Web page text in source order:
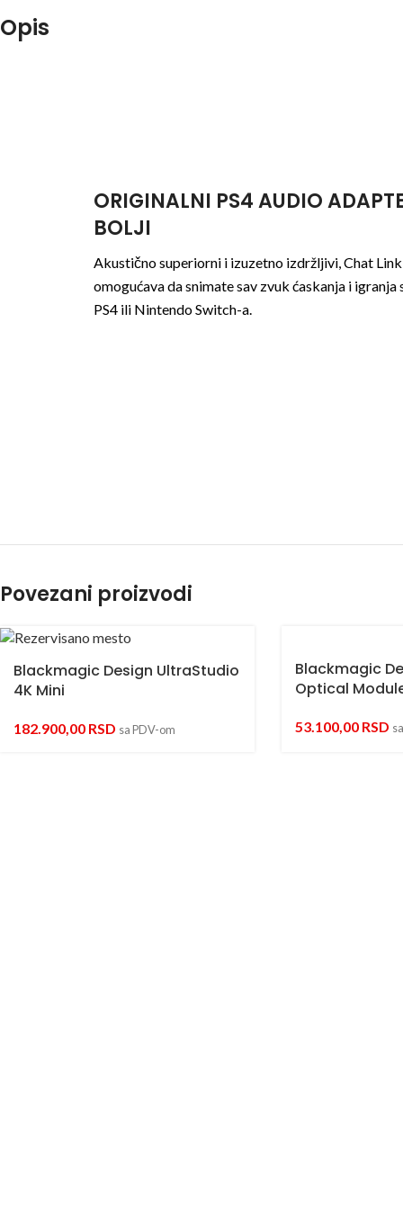
Opis
ORIGINALNI PS4 AUDIO
BOLJI
Akustično superiorni i izuzetno izdržljivi, Chat
omogućava da snimate sav zvuk ćaskanja i igranja
PS4 ili Nintendo Switch-a.
Povezani proizvodi
Blackmagic Design UltraStudio
4K Mini
182.900,00 RSD sa PDV-om
Blackmagic
Optical
53.100,00 RSD